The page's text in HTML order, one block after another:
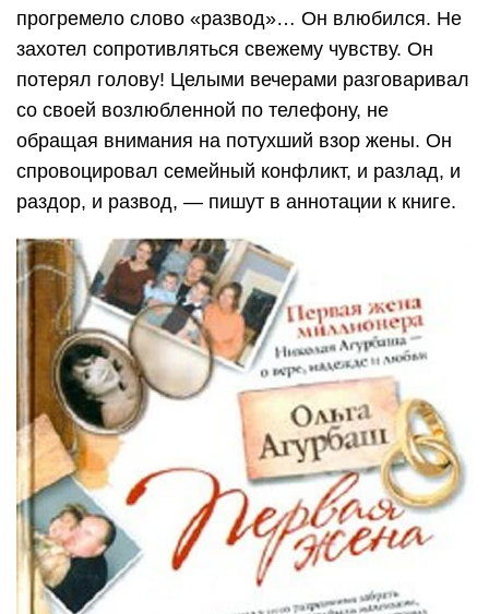
прогремело слово «развод»… Он влюбился. Не
захотел сопротивляться свежему чувству. Он
потерял голову! Целыми вечерами разговаривал
со своей возлюбленной по телефону, не
обращая внимания на потухший взор жены. Он
спровоцировал семейный конфликт, и разлад, и
раздор, и развод, — пишут в аннотации к книге.